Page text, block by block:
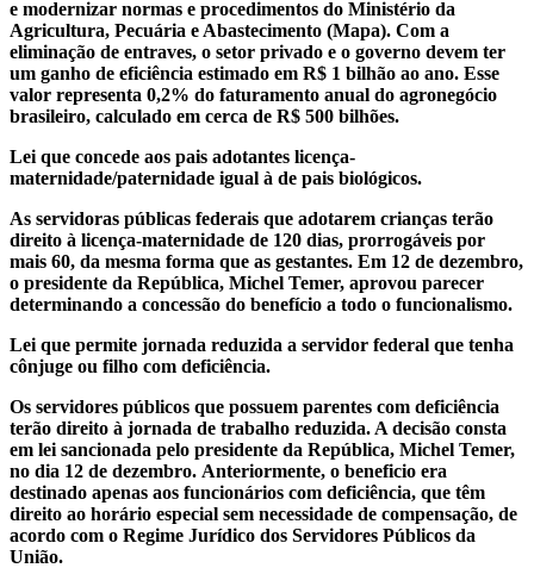
e modernizar normas e procedimentos do Ministério da
Agricultura, Pecuária e Abastecimento (Mapa). Com a
eliminação de entraves, o setor privado e o governo devem ter
um ganho de eficiência estimado em R$ 1 bilhão ao ano. Esse
valor representa 0,2% do faturamento anual do agronegócio
brasileiro, calculado em cerca de R$ 500 bilhões.
Lei que concede aos pais adotantes licença-
maternidade/paternidade igual à de pais biológicos.
As servidoras públicas federais que adotarem crianças terão
direito à licença-maternidade de 120 dias, prorrogáveis por
mais 60, da mesma forma que as gestantes. Em 12 de dezembro,
o presidente da República, Michel Temer, aprovou parecer
determinando a concessão do benefício a todo o funcionalismo.
Lei que permite jornada reduzida a servidor federal que tenha
cônjuge ou filho com deficiência.
Os servidores públicos que possuem parentes com deficiência
terão direito à jornada de trabalho reduzida. A decisão consta
em lei sancionada pelo presidente da República, Michel Temer,
no dia 12 de dezembro. Anteriormente, o beneficio era
destinado apenas aos funcionários com deficiência, que têm
direito ao horário especial sem necessidade de compensação, de
acordo com o Regime Jurídico dos Servidores Públicos da
União.